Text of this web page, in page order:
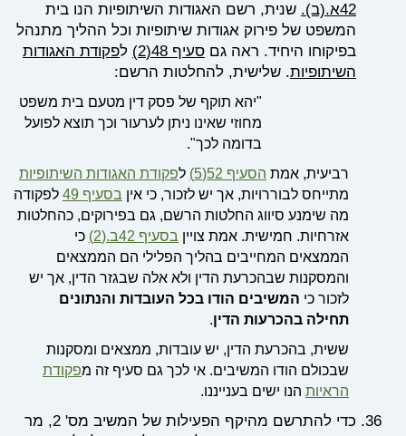
42א.(ב).
שנית, רשם האגודות השיתופיות הנו בית
המשפט של פירוק אגודות שיתופיות וכל ההליך מתנהל
בפיקוחו היחיד. ראה גם סעיף 48(2) לפקודת האגודות
השיתופיות. שלישית, להחלטות הרשם:
"יהא תוקף של פסק דין מטעם בית משפט
מחוזי שאינו ניתן לערעור וכך תוצא לפועל
בדומה לכך".
רביעית, אמת הסעיף 52(5) לפקודת האגודות השיתופיות
מתייחס לבוררויות, אך יש לזכור, כי אין בסעיף 49
לפקודה
מה שימנע סיווג החלטות הרשם, גם בפירוקים, כהחלטות
אזרחיות. חמישית. אמת צויין בסעיף 42ב.(2)
כי
הממצאים המחייבים בהליך הפלילי הם הממצאים
והמסקנות שבהכרעת הדין ולא אלה שבגזר הדין, אך יש
לזכור כי המשיבים הודו בכל העובדות והנתונים
תחילה בהכרעות הדין.
ששית, בהכרעת הדין, יש עובדות, ממצאים ומסקנות
שבכולם הודו המשיבים. אי לכך גם סעיף זה מפקודת
הראיות הנו ישים בענייננו.
כדי להתרשם מהיקף הפעילות של המשיב מס' 2, מר